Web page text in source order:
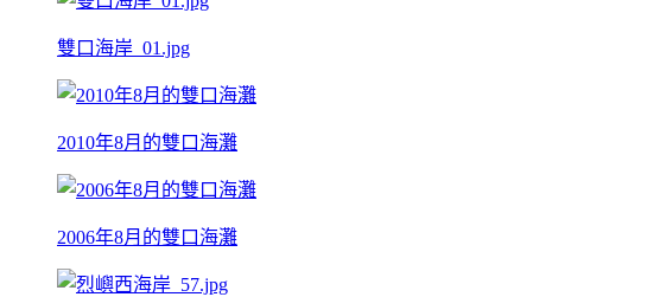
雙口海岸_01.jpg
2010年8月的雙口海灘
2006年8月的雙口海灘